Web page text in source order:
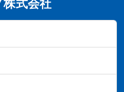
株式会社